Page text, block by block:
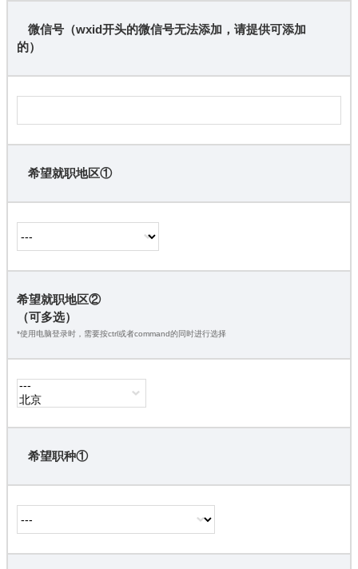
微信号（wxid开头的微信号无法添加，请提供可添加
的）
希望就职地区①
希望就职地区②
（可多选）
*使用电脑登录时，需要按ctrl或者command的同时进行选择
希望职种①